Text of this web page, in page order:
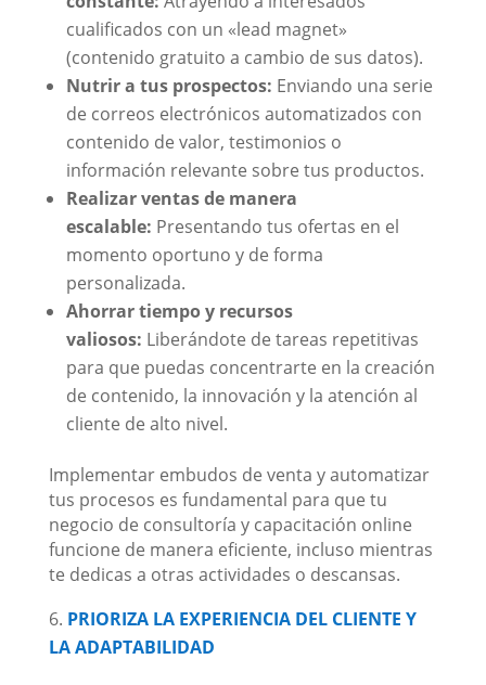
cualificados con un «lead magnet»
(contenido gratuito a cambio de sus datos).
Nutrir a tus prospectos: Enviando una serie
de correos electrónicos automatizados con
contenido de valor, testimonios o
información relevante sobre tus productos.
Realizar ventas de manera
escalable: Presentando tus ofertas en el
momento oportuno y de forma
personalizada.
Ahorrar tiempo y recursos
valiosos: Liberándote de tareas repetitivas
para que puedas concentrarte en la creación
de contenido, la innovación y la atención al
cliente de alto nivel.
Implementar embudos de venta y automatizar
tus procesos es fundamental para que tu
negocio de consultoría y capacitación online
funcione de manera eficiente, incluso mientras
te dedicas a otras actividades o descansas.
PRIORIZA LA EXPERIENCIA DEL CLIENTE Y
LA ADAPTABILIDAD